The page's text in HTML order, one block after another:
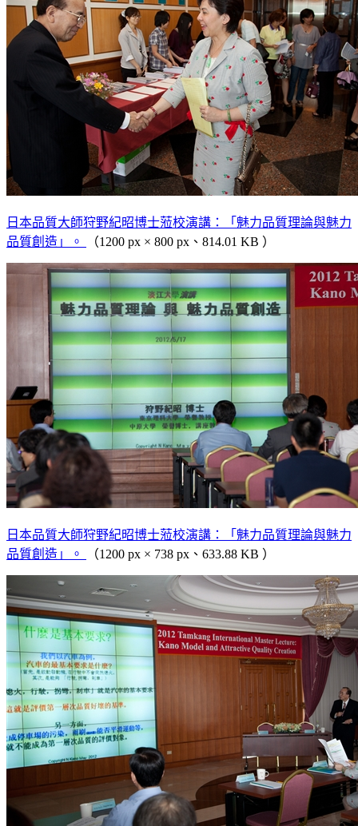
日本品質大師狩野紀昭博士蒞校演講：「魅力品質理論與魅力
品質創造」。
（1200 px × 800 px、814.01 KB ）
日本品質大師狩野紀昭博士蒞校演講：「魅力品質理論與魅力
品質創造」。
（1200 px × 738 px、633.88 KB ）